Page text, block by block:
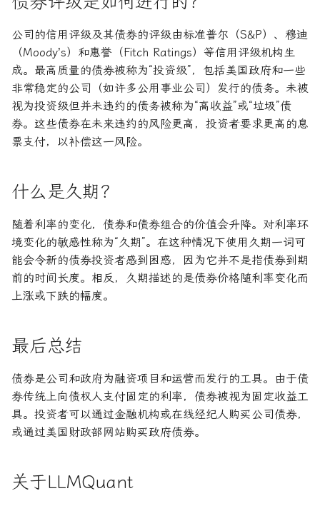
公司的信用评级及其债券的评级由标准普尔（S&P）、穆迪
（Moody’s）和惠誉（Fitch Ratings）等信用评级机构生
成。最高质量的债券被称为“投资级”，包括美国政府和一些
非常稳定的公司（如许多公用事业公司）发行的债务。未被
视为投资级但并未违约的债务被称为“高收益”或“垃圾”债
券。这些债券在未来违约的风险更高，投资者要求更高的息
票支付，以补偿这一风险。
什么是久期？
随着利率的变化，债券和债券组合的价值会升降。对利率环
境变化的敏感性称为“久期”。在这种情况下使用久期一词可
能会令新的债券投资者感到困惑，因为它并不是指债券到期
前的时间长度。相反，久期描述的是债券价格随利率变化而
上涨或下跌的幅度。
最后总结
债券是公司和政府为融资项目和运营而发行的工具。由于债
券传统上向债权人支付固定的利率，债券被视为固定收益工
具。投资者可以通过金融机构或在线经纪人购买公司债券，
或通过美国财政部网站购买政府债券。
关于LLMQuant